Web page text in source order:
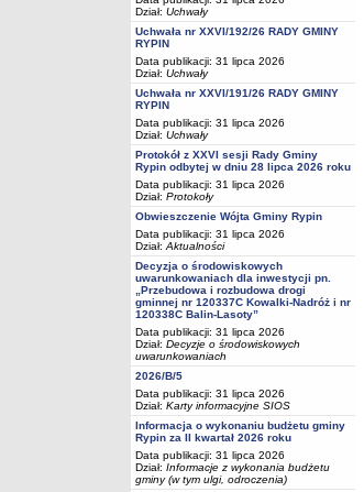
Dział: Uchwały
Uchwała nr XXVI/192/26 RADY GMINY
RYPIN
Data publikacji: 31 lipca 2026
Dział: Uchwały
Uchwała nr XXVI/191/26 RADY GMINY
RYPIN
Data publikacji: 31 lipca 2026
Dział: Uchwały
Protokół z XXVI sesji Rady Gminy
Rypin odbytej w dniu 28 lipca 2026 roku
Data publikacji: 31 lipca 2026
Dział: Protokoły
Obwieszczenie Wójta Gminy Rypin
Data publikacji: 31 lipca 2026
Dział: Aktualności
Decyzja o środowiskowych
uwarunkowaniach dla inwestycji pn.
„Przebudowa i rozbudowa drogi
gminnej nr 120337C Kowalki-Nadróż i nr
120338C Balin-Lasoty”
Data publikacji: 31 lipca 2026
Dział: Decyzje o środowiskowych
uwarunkowaniach
2026/B/5
Data publikacji: 31 lipca 2026
Dział: Karty informacyjne SIOS
Informacja o wykonaniu budżetu gminy
Rypin za II kwartał 2026 roku
Data publikacji: 31 lipca 2026
Dział: Informacje z wykonania budżetu
gminy (w tym ulgi, odroczenia)